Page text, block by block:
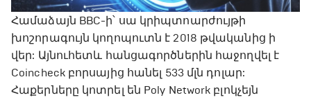
Համաձայն BBC-ի՝ սա կրիպտոարժույթի
խոշորագույն կողոպուտն է 2018 թվականից ի
վեր: Այնուհետև հանցագործներին հաջողվել է
Coincheck բորսայից հանել 533 մլն դոլար:
Հաքերները կոտրել են Poly Network բլոկչեյն